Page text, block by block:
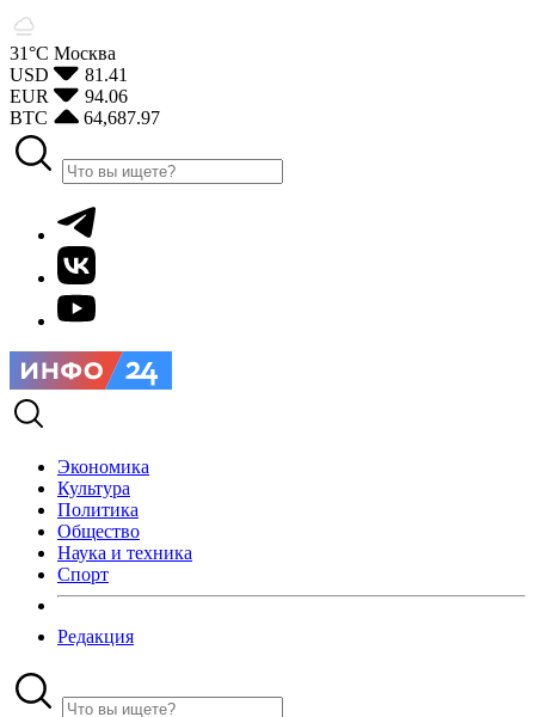
31°С Москва
USD
81.41
EUR
94.06
BTC
64,687.97
Экономика
Культура
Политика
Общество
Наука и техника
Спорт
Редакция